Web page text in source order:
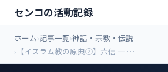
センコの活動記録
ホーム 記事一覧 神話・宗教・伝説
【イスラム教の原典②】六信 ― ム
スリムが信じる6つの柱を詳しく解